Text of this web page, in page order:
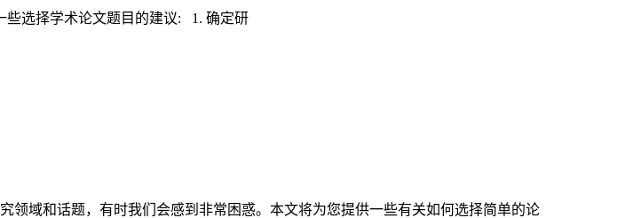
些选择学术论文题目的建议: 1. 确定研
域和话题，有时我们会感到非常困惑。本文将为您提供一些有关如何选择简单的论